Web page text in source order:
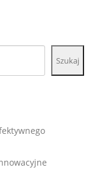
Szukaj